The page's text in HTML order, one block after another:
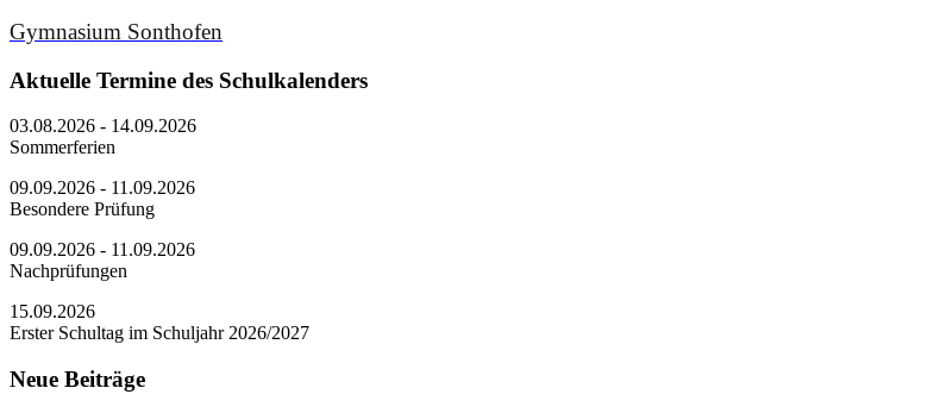
Gymnasium Sonthofen
Aktuelle Termine des Schulkalenders
03.08.2026 - 14.09.2026
Sommerferien
09.09.2026 - 11.09.2026
Besondere Prüfung
09.09.2026 - 11.09.2026
Nachprüfungen
15.09.2026
Erster Schultag im Schuljahr 2026/2027
Neue Beiträge